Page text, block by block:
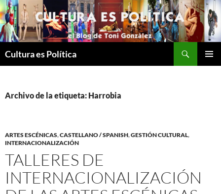
Saltar
al
contenido
Cultura es Política
Archivo de la etiqueta: Harrobia
ARTES ESCÉNICAS,CASTELLANO / SPANISH,GESTIÓN CULTURAL,
INTERNACIONALIZACIÓN
TALLERES DE
INTERNACIONALIZACIÓN